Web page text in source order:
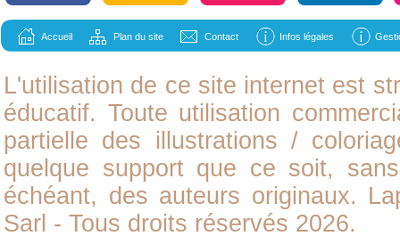
Accueil Plan du site Contact Infos légales
L'utilisation de ce site internet est
éducatif. Toute utilisation
partielle des illustrations /
quelque support que ce soit,
échéant, des auteurs originaux.
Sarl - Tous droits réservés 2026.